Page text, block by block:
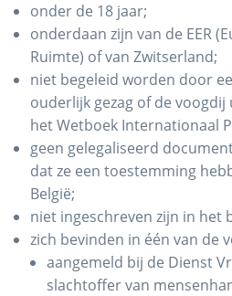
onder de 18 jaar;
onderdaan zijn van de EER
Ruimte) of van Zwitserland;
niet begeleid worden door
ouderlijk gezag of de
het Wetboek Internationaal
geen gelegaliseerd
dat ze een toestemming
België;
niet ingeschreven zijn in het
zich bevinden in één van de
aangemeld bij de Dienst
slachtoffer van